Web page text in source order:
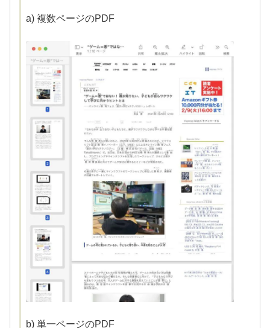
a) 複数ページのPDF
b) 単一ページのPDF